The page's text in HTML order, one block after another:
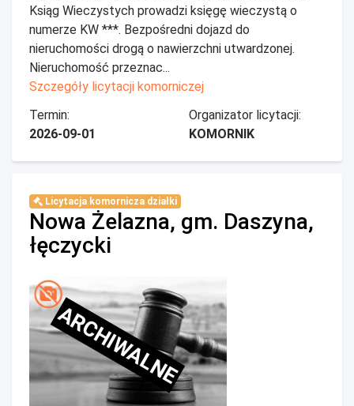
Ksiąg Wieczystych prowadzi księgę wieczystą o
numerze KW ***. Bezpośredni dojazd do
nieruchomości drogą o nawierzchni utwardzonej.
Nieruchomość przeznac...
Szczegóły licytacji komorniczej
Termin:
2026-09-01
Organizator licytacji:
KOMORNIK
Licytacja komornicza działki
Nowa Żelazna, gm. Daszyna,
łęczycki
ARCHIWALNE